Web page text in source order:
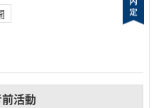
活動